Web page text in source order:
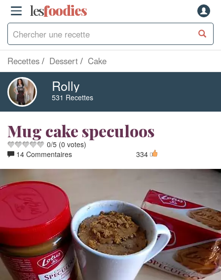
lesfoodies
Recettes Dessert Cake
Rolly
531 Recettes
Mug cake speculoos
0/5 (0 votes)
14 Commentaires
334